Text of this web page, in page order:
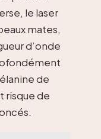
le laser
mates,
d’onde
de
risque de